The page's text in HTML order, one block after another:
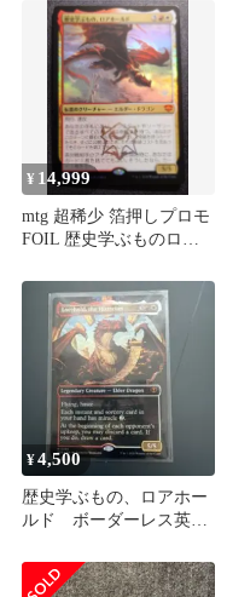
¥ 14,999
mtg 超稀少 箔押しプロモ
FOIL 歴史学ぶものロア
¥4,500
歴史学ぶもの、ロアホー
ルド ボーダーレス英